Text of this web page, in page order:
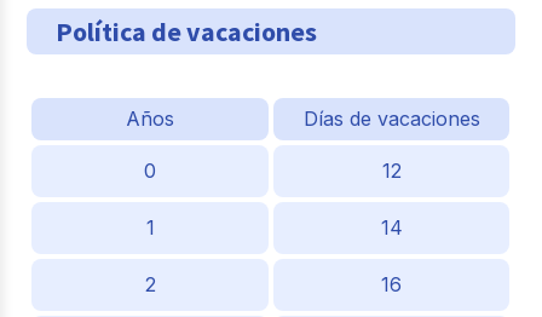
Política de vacaciones
Años Días de vacaciones
0 12
1 14
2 16